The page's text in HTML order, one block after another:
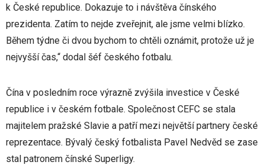
k České republice. Dokazuje to i návštěva čínského
prezidenta. Zatím to nejde zveřejnit, ale jsme velmi blízko.
Během týdne či dvou bychom to chtěli oznámit, protože už je
nejvyšší čas,“ dodal šéf českého fotbalu.
Čína v posledním roce výrazně zvýšila investice v České
republice i v českém fotbale. Společnost CEFC se stala
majitelem pražské Slavie a patří mezi největší partnery české
reprezentace. Bývalý český fotbalista Pavel Nedvěd se zase
stal patronem čínské Superligy.